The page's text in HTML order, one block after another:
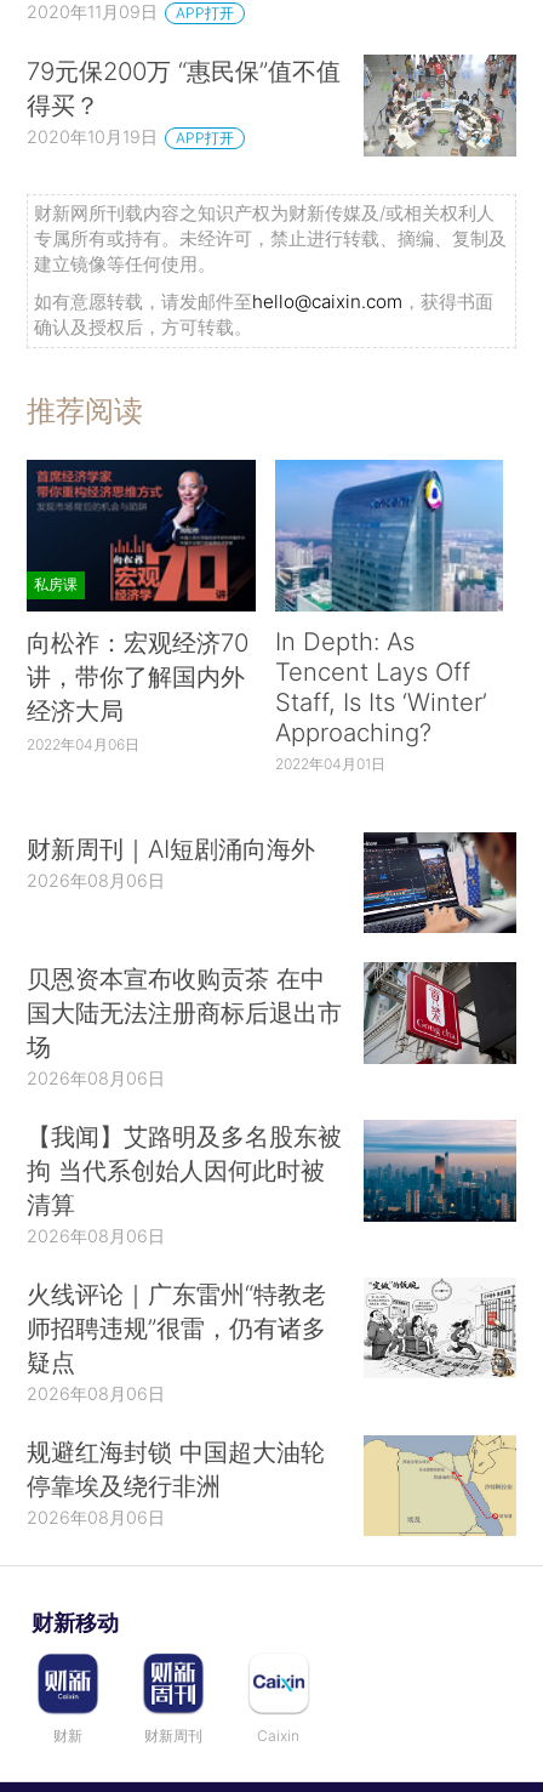
2020年11月09日 APP打开
79元保200万 “惠民保”值不值
得买？
2020年10月19日 APP打开
财新网所刊载内容之知识产权为财新传媒及/或相关权利人
专属所有或持有。未经许可，禁止进行转载、摘编、复制及
建立镜像等任何使用。
如有意愿转载，请发邮件至hello@caixin.com ，获得书面
确认及授权后，方可转载。
推荐阅读
私房课
向松祚：宏观经济70
讲，带你了解国内外
经济大局
2022年04月06日
In Depth: As
Tencent Lays Off
Staff, Is Its ‘Winter’
Approaching?
2022年04月01日
财新周刊｜AI短剧涌向海外
2026年08月06日
贝恩资本宣布收购贡茶 在中
国大陆无法注册商标后退出市
场
2026年08月06日
【我闻】艾路明及多名股东被
拘 当代系创始人因何此时被
清算
2026年08月06日
火线评论｜广东雷州“特教老
师招聘违规”很雷，仍有诸多
疑点
2026年08月06日
规避红海封锁 中国超大油轮
停靠埃及绕行非洲
2026年08月06日
财新移动
财新 财新周刊 Caixin